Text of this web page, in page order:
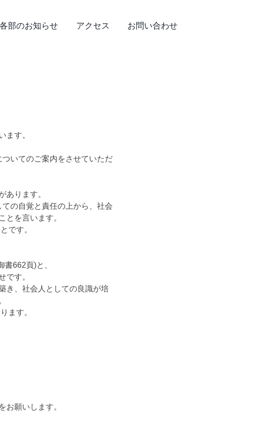
各部のお知らせ アクセス お問い合わせ
ます。
いてのご案内をさせていただ
あります。
の自覚と責任の上から、社会
とを言います。
です。
書662頁)と、
です。
き、社会人としての良識が培
ます。
願いします。